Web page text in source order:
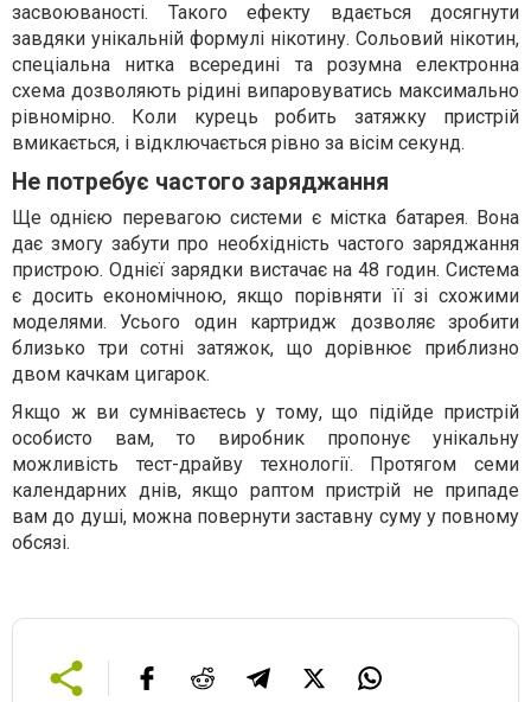
засвоюваності. Такого ефекту вдається досягнути
завдяки унікальній формулі нікотину. Сольовий нікотин,
спеціальна нитка всередині та розумна електронна
схема дозволяють рідині випаровуватись максимально
рівномірно. Коли курець робить затяжку пристрій
вмикається, і відключається рівно за вісім секунд.
Не потребує частого заряджання
Ще однією перевагою системи є містка батарея. Вона
дає змогу забути про необхідність частого заряджання
пристрою. Однієї зарядки вистачає на 48 годин. Система
є досить економічною, якщо порівняти її зі схожими
моделями. Усього один картридж дозволяє зробити
близько три сотні затяжок, що дорівнює приблизно
двом качкам цигарок.
Якщо ж ви сумніваєтесь у тому, що підійде пристрій
особисто вам, то виробник пропонує унікальну
можливість тест-драйву технології. Протягом семи
календарних днів, якщо раптом пристрій не припаде
вам до душі, можна повернути заставну суму у повному
обсязі.